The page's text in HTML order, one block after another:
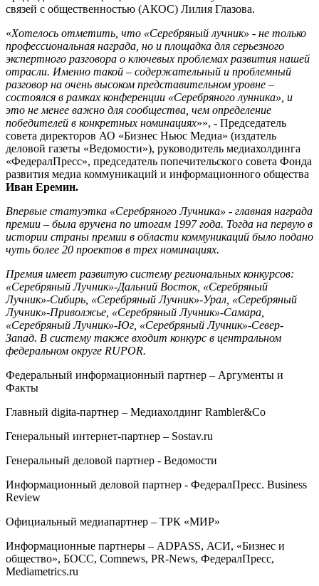
связей с общественностью (АКОС) Лилия Глазова.
«Хотелось отметить, что «Серебряный лучник» - не только
профессиональная награда, но и площадка для серьезного
экспертного разговора о ключевых проблемах развития нашей
отрасли. Именно такой – содержательный и проблемный
разговор на очень высоком представительном уровне –
состоялся в рамках конференции «Серебряного лунника», и
это не менее важно для сообщества, чем определение
победителей в конкретных номинациях»», - Председатель
совета директоров АО «Бизнес Ньюс Медиа» (издатель
деловой газеты «Ведомости»), руководитель медиахолдинга
«ФедералПресс», председатель попечительского совета Фонда
развития медиа коммуникаций и информационного общества
Иван Еремин.
Впервые статуэтка «Серебряного Лучника» - главная награда
премии – была вручена по итогам 1997 года. Тогда на первую в
истории страны премии в области коммуникаций было подано
чуть более 20 проектов в трех номинациях.
Премия имеет развитую систему региональных конкурсов:
«Серебряный Лучник»-Дальний Восток, «Серебряный
Лучник»-Сибирь, «Серебряный Лучник»-Урал, «Серебряный
Лучник»-Приволжье, «Серебряный Лучник»-Самара,
«Серебряный Лучник»-Юг, «Серебряный Лучник»-Север-
Запад. В систему также входит конкурс в центральном
федеральном округе RUPOR.
Федеральный информационный партнер – Аргументы и
Факты
Главный digita-партнер – Медиахолдинг Rambler&Co
Генеральный интернет-партнер – Sostav.ru
Генеральный деловой партнер - Ведомости
Информационный деловой партнер - ФедералПресс. Business
Review
Официальный медиапартнер – ТРК «МИР»
Информационные партнеры – ADPASS, АСИ, «Бизнес и
общество», БОСС, Comnews, PR-News, ФедералПресс,
Mediametrics.ru